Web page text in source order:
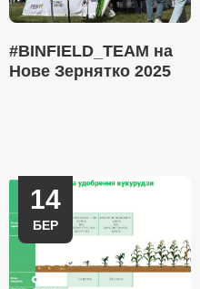
#BINFIELD_TEAM на
Нове Зернятко 2025
14
БЕР